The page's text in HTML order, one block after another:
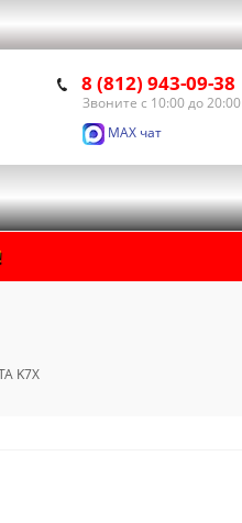
8 (812) 943-09-38
Звоните с 10:00 до 20:00
MAX чат
K7X